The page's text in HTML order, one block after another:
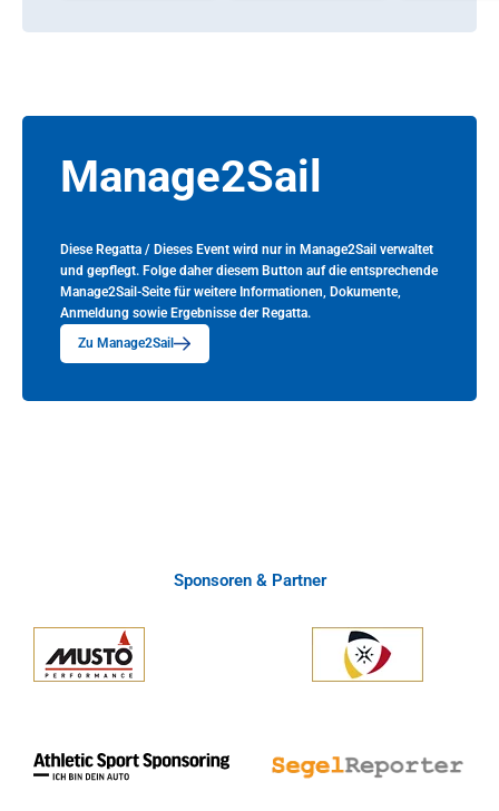
Manage2Sail
Diese Regatta / Dieses Event wird nur in Manage2Sail verwaltet
und gepflegt. Folge daher diesem Button auf die entsprechende
Manage2Sail-Seite für weitere Informationen, Dokumente,
Anmeldung sowie Ergebnisse der Regatta.
Zu Manage2Sail
Sponsoren & Partner